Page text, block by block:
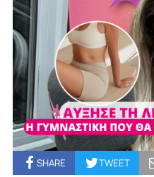
SHARE TWEET